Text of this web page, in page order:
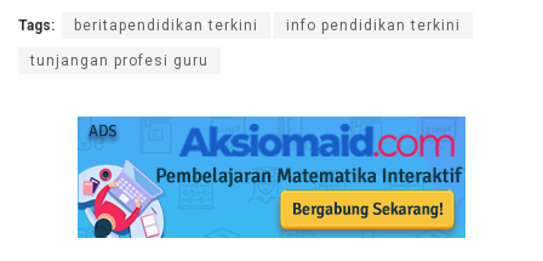
Tags: beritapendidikan terkini info pendidikan terkini
tunjangan profesi guru